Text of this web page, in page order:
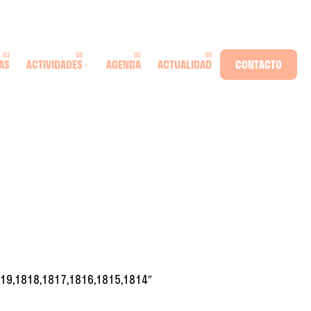
ACTIVIDADES AGENDA ACTUALIDAD CONTACTO